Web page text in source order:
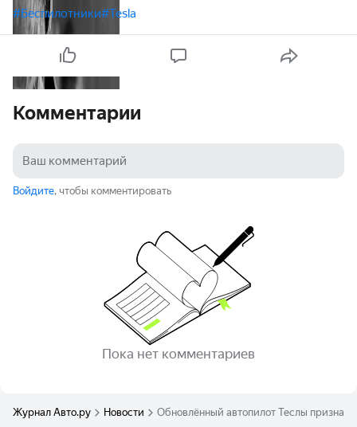
#Беспилотники#Tesla
Комментарии
Войдите, чтобы комментировать
Пока нет комментариев
Журнал Авто.ру Новости Обновлённый автопилот Теслы признан